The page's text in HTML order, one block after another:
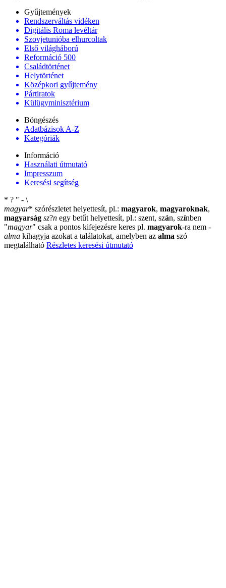
Gyűjtemények
Rendszerváltás vidéken
Digitális Roma levéltár
Szovjetunióba elhurcoltak
Első világháború
Reformáció 500
Családtörténet
Helytörténet
Középkori gyűjtemény
Pártiratok
Külügyminisztérium
Böngészés
Adatbázisok A-Z
Kategóriák
Információ
Használati útmutató
Impresszum
Keresési segítség
* ? " - \
magyar* szórészletet helyettesít, pl.: magyarok, magyaroknak,
magyarság sz?n egy betűt helyettesít, pl.: szent, szán, színben
"magyar" csak a pontos kifejezésre keres pl. magyarok-ra nem -
alma kihagyja azokat a találatokat, amelyben az alma szó
megtalálható Részletes keresési útmutató